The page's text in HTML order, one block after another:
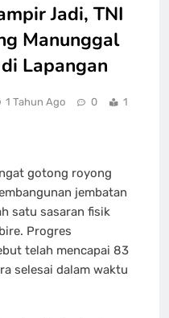
Jadi, TNI
Manunggal
Lapangan
1 Tahun Ago 0
1
gotong royong
jembatan
satu sasaran fisik
Progres
telah mencapai 83
selesai dalam waktu